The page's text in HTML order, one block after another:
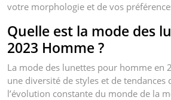
votre morphologie et de vos
Quelle est la mode des
2023 Homme ?
La mode des lunettes pour homme en
une diversité de styles et de tendances
l’évolution constante du monde de la